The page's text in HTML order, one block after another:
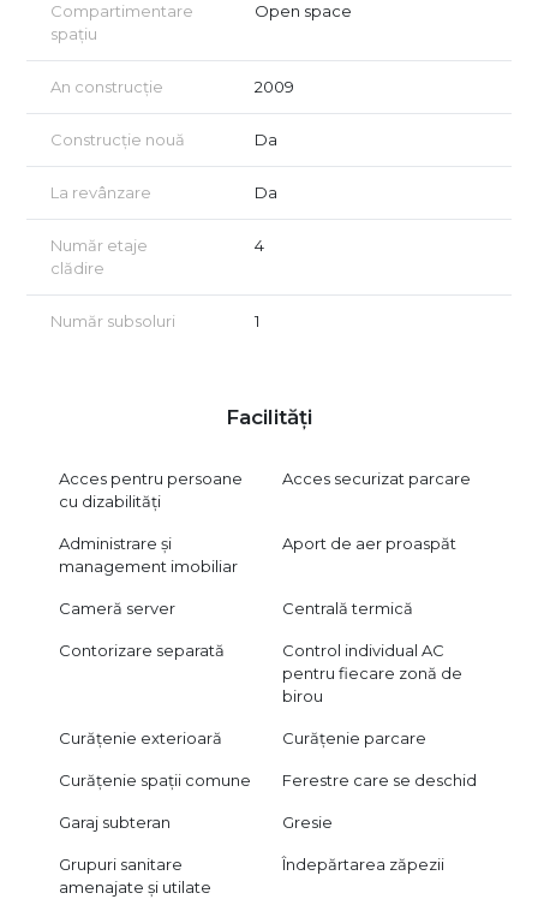
Sunt disponibile și alte două spații similare, de 111,70 mp și 79,87
mp, în același bloc, ideale pentru extindere sau
compartimentare suplimentară.
Pentru mai multe informații și programarea unei vizionări, vă
rugăm să ne contactați.
Certificatul energetic va fi disponibil la vânzare.
Vizionarea se face doar în baza unui acord de vizionare,
Compartimentare
spațiu
Open space
An construcție 2009
Construcție nouă Da
La revânzare Da
Număr etaje
clădire
4
Număr subsoluri 1
Facilități
Acces pentru persoane
cu dizabilități
Acces securizat parcare
Administrare și
management imobiliar
Aport de aer proaspăt
Cameră server Centrală termică
Contorizare separată
Control individual AC
pentru fiecare zonă de
birou
Curățenie exterioară Curățenie parcare
Curățenie spații comune Ferestre care se deschid
Garaj subteran Gresie
Grupuri sanitare
amenajate și utilate
Îndepărtarea zăpezii